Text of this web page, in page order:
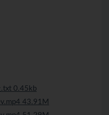
0.45kb
43.91M